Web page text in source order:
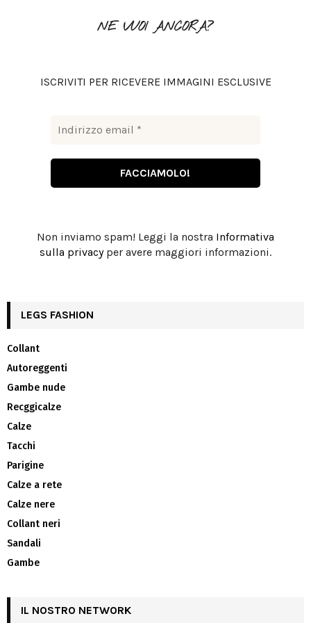
NE VUOI ANCORA?
ISCRIVITI PER RICEVERE IMMAGINI ESCLUSIVE
Non inviamo spam! Leggi la nostra Informativa
sulla privacyper avere maggiori informazioni.
LEGS FASHION
Collant
Autoreggenti
Gambe nude
Recggicalze
Calze
Tacchi
Parigine
Calze a rete
Calze nere
Collant neri
Sandali
Gambe
IL NOSTRO NETWORK